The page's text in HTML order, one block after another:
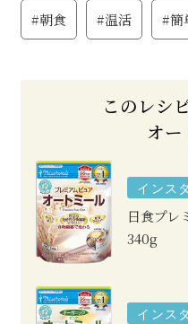
#朝食 #温活 #簡
このレシ
オ
インス
日食プレ
340g
インス